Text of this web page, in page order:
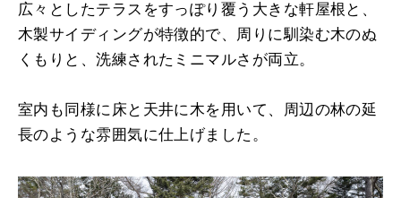
広々としたテラスをすっぽり覆う大きな軒屋根と、
木製サイディングが特徴的で、周りに馴染む木のぬ
くもりと、洗練されたミニマルさが両立。
室内も同様に床と天井に木を用いて、周辺の林の延
長のような雰囲気に仕上げました。